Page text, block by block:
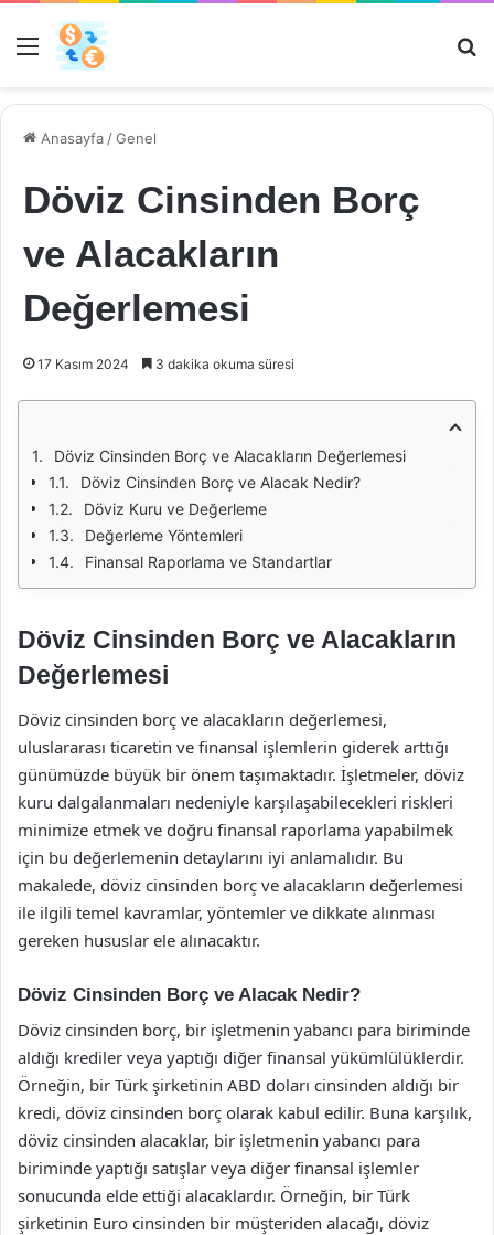
Menü
Anasayfa /Genel
Döviz Cinsinden Borç
ve Alacakların
Değerlemesi
17 Kasım 2024 3 dakika okuma süresi
Döviz Cinsinden Borç ve Alacakların Değerlemesi
Döviz Cinsinden Borç ve Alacak Nedir?
Döviz Kuru ve Değerleme
Değerleme Yöntemleri
Finansal Raporlama ve Standartlar
Döviz Cinsinden Borç ve Alacakların
Değerlemesi
Döviz cinsinden borç ve alacakların değerlemesi,
uluslararası ticaretin ve finansal işlemlerin giderek arttığı
günümüzde büyük bir önem taşımaktadır. İşletmeler, döviz
kuru dalgalanmaları nedeniyle karşılaşabilecekleri riskleri
minimize etmek ve doğru finansal raporlama yapabilmek
için bu değerlemenin detaylarını iyi anlamalıdır. Bu
makalede, döviz cinsinden borç ve alacakların değerlemesi
ile ilgili temel kavramlar, yöntemler ve dikkate alınması
gereken hususlar ele alınacaktır.
Döviz Cinsinden Borç ve Alacak Nedir?
Döviz cinsinden borç, bir işletmenin yabancı para biriminde
aldığı krediler veya yaptığı diğer finansal yükümlülüklerdir.
Örneğin, bir Türk şirketinin ABD doları cinsinden aldığı bir
kredi, döviz cinsinden borç olarak kabul edilir. Buna karşılık,
döviz cinsinden alacaklar, bir işletmenin yabancı para
biriminde yaptığı satışlar veya diğer finansal işlemler
sonucunda elde ettiği alacaklardır. Örneğin, bir Türk
şirketinin Euro cinsinden bir müşteriden alacağı, döviz